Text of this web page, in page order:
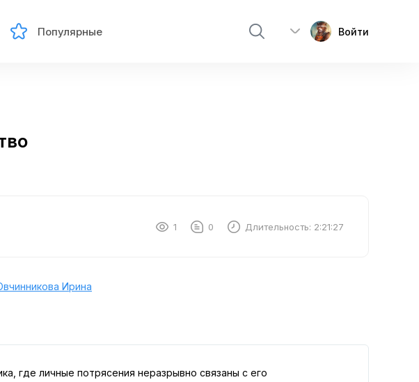
Популярные Войти
1 0 Длительность: 2:21:27
Ирина
где личные потрясения неразрывно связаны с его